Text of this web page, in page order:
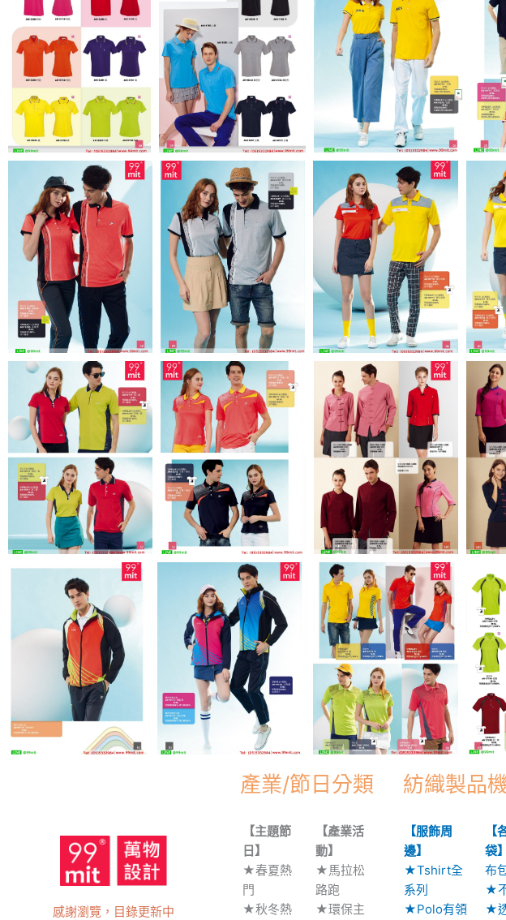
感謝瀏覽，目錄更新中
產業/節日分類
【主題節
日】
★春夏熱
門
★秋冬熱
【產業活
動】
★馬拉松
路跑
★環保主
紡織製品
【服飾周
邊】
★Tshirt全
系列
★Polo有領
【
袋】
布
★
★